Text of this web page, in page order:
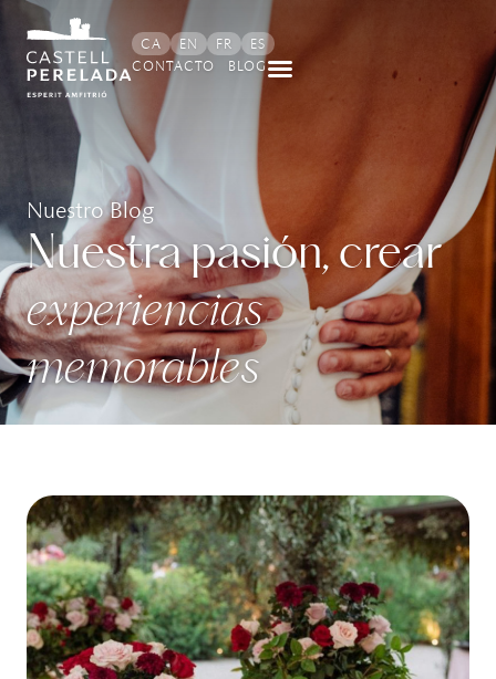
CA EN FR
ES
CONTACTO
BLOG
Nuestro Blog
Nuestra pasión, crear
experiencias
memorables